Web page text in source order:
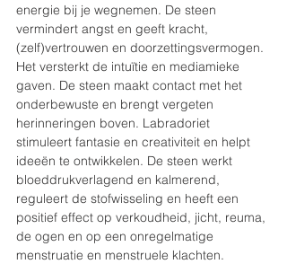
energie bij je wegnemen. De steen
vermindert angst en geeft kracht,
(zelf)vertrouwen en doorzettingsvermogen.
Het versterkt de intuïtie en mediamieke
gaven. De steen maakt contact met het
onderbewuste en brengt vergeten
herinneringen boven. Labradoriet
stimuleert fantasie en creativiteit en helpt
ideeën te ontwikkelen. De steen werkt
bloeddrukverlagend en kalmerend,
reguleert de stofwisseling en heeft een
positief effect op verkoudheid, jicht, reuma,
de ogen en op een onregelmatige
menstruatie en menstruele klachten.